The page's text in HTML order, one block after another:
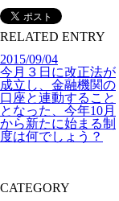
RELATED ENTRY
2015/09/04
今月３日に改正法が
成立し、金融機関の
口座と連動すること
となった、今年10月
から新たに始まる制
度は何でしょう？
CATEGORY